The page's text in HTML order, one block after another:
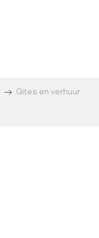
Gites en verhuur